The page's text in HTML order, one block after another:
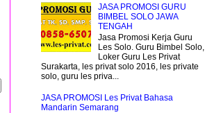
JASA PROMOSI GURU
BIMBEL SOLO JAWA
TENGAH
Jasa Promosi Kerja Guru
Les Solo. Guru Bimbel Solo,
Loker Guru Les Privat
Surakarta, les privat solo 2016, les private
solo, guru les priva...
JASA PROMOSI Les Privat Bahasa
Mandarin Semarang